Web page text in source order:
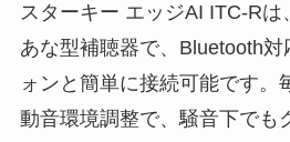
スターキー エッジAI ITC-R
あな型補聴器で、Bluetooth
ォンと簡単に接続可能です。
動音環境調整で、騒音下でも